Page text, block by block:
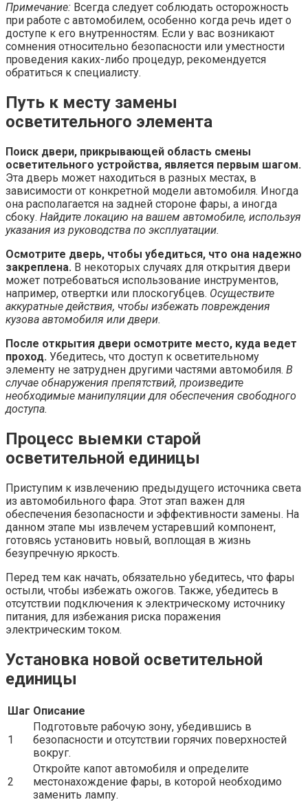
Примечание: Всегда следует соблюдать осторожность
при работе с автомобилем, особенно когда речь идет о
доступе к его внутренностям. Если у вас возникают
сомнения относительно безопасности или уместности
проведения каких-либо процедур, рекомендуется
обратиться к специалисту.
Путь к месту замены
осветительного элемента
Поиск двери, прикрывающей область смены
осветительного устройства, является первым шагом.
Эта дверь может находиться в разных местах, в
зависимости от конкретной модели автомобиля. Иногда
она располагается на задней стороне фары, а иногда
сбоку. Найдите локацию на вашем автомобиле, используя
указания из руководства по эксплуатации.
Осмотрите дверь, чтобы убедиться, что она надежно
закреплена. В некоторых случаях для открытия двери
может потребоваться использование инструментов,
например, отвертки или плоскогубцев. Осуществите
аккуратные действия, чтобы избежать повреждения
кузова автомобиля или двери.
После открытия двери осмотрите место, куда ведет
проход. Убедитесь, что доступ к осветительному
элементу не затруднен другими частями автомобиля. В
случае обнаружения препятствий, произведите
необходимые манипуляции для обеспечения свободного
доступа.
Процесс выемки старой
осветительной единицы
Приступим к извлечению предыдущего источника света
из автомобильного фара. Этот этап важен для
обеспечения безопасности и эффективности замены. На
данном этапе мы извлечем устаревший компонент,
готовясь установить новый, воплощая в жизнь
безупречную яркость.
Перед тем как начать, обязательно убедитесь, что фары
остыли, чтобы избежать ожогов. Также, убедитесь в
отсутствии подключения к электрическому источнику
питания, для избежания риска поражения
электрическим током.
Установка новой осветительной
единицы
Шаг Описание
1
Подготовьте рабочую зону, убедившись в
безопасности и отсутствии горячих поверхностей
вокруг.
2
Откройте капот автомобиля и определите
местонахождение фары, в которой необходимо
заменить лампу.